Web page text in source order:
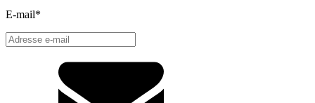
E-mail*